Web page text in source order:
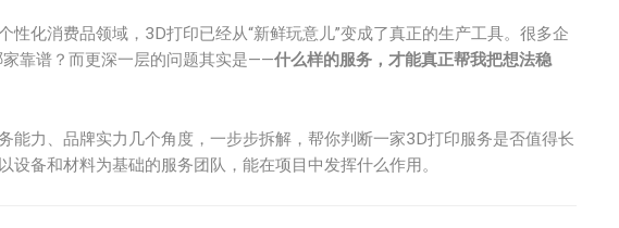
性化消费品领域，3D打印已经从“新鲜玩意儿”变成了真正的生产工具。很多企
靠谱？而更深一层的问题其实是——什么样的服务，才能真正帮我把想法稳
能力、品牌实力几个角度，一步步拆解，帮你判断一家3D打印服务是否值得长
设备和材料为基础的服务团队，能在项目中发挥什么作用。